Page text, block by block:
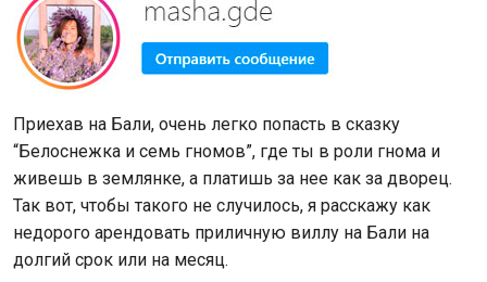
Приехав на Бали, очень легко попасть в сказку
“Белоснежка и семь гномов”, где ты в роли гнома и
живешь в землянке, а платишь за нее как за дворец.
Так вот, чтобы такого не случилось, я расскажу как
недорого арендовать приличную виллу на Бали на
долгий срок или на месяц.